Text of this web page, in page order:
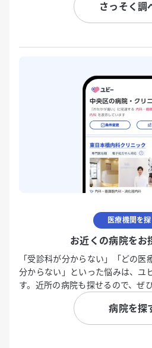
さっそく調
医療機関を
お近くの病院をお
「受診科が分からない」「どの
分からない」といった悩みは、ユ
す。近所の病院も探せるので、ぜ
病院を探